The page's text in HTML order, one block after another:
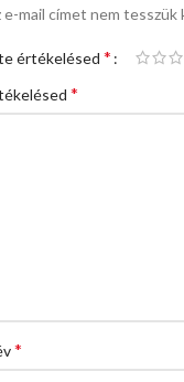
e-mail címet nem tesszük
értékelésed *
*
*